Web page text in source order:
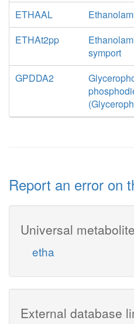
ETHAAL
ETHAt2pp
symport
GPDDA2
Report an error on
Universal metabolite
etha
External database